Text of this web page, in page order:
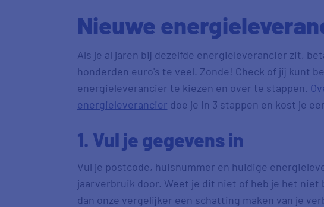
Nieuwe
Als je al jaren bij dezelfde energieleverancier zit,
honderden euro's te veel. Zonde! Check of jij kunt
energieleverancier te kiezen en over te stappen.
energieleverancier doe je in 3 stappen en kost je
1. Vul je gegevens in
Vul je postcode, huisnummer en huidige
jaarverbruik door. Weet je dit niet of heb je het niet
dan onze vergelijker een schatting maken van je